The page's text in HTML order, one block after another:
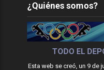
¿Quiénes somos?
TODO EL
Esta web se creó, un 9 de